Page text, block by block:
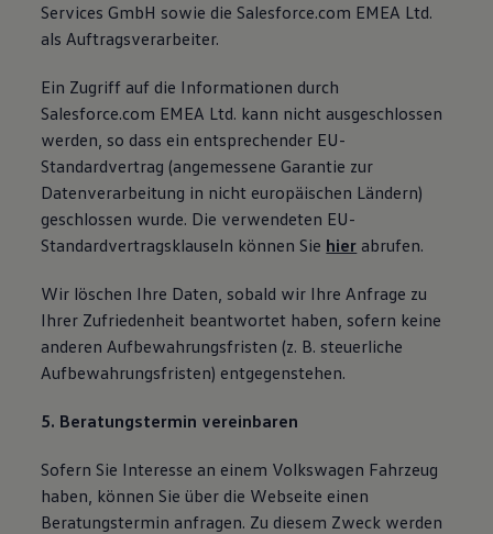
Services GmbH sowie die Salesforce.com EMEA Ltd.
als Auftragsverarbeiter.
Ein Zugriff auf die Informationen durch
Salesforce.com EMEA Ltd. kann nicht ausgeschlossen
werden, so dass ein entsprechender EU-
Standardvertrag (angemessene Garantie zur
Datenverarbeitung in nicht europäischen Ländern)
geschlossen wurde. Die verwendeten EU-
Standardvertragsklauseln können Sie hier abrufen.
Wir löschen Ihre Daten, sobald wir Ihre Anfrage zu
Ihrer Zufriedenheit beantwortet haben, sofern keine
anderen Aufbewahrungsfristen (z. B. steuerliche
Aufbewahrungsfristen) entgegenstehen.
5. Beratungstermin vereinbaren
Sofern Sie Interesse an einem Volkswagen Fahrzeug
haben, können Sie über die Webseite einen
Beratungstermin anfragen. Zu diesem Zweck werden